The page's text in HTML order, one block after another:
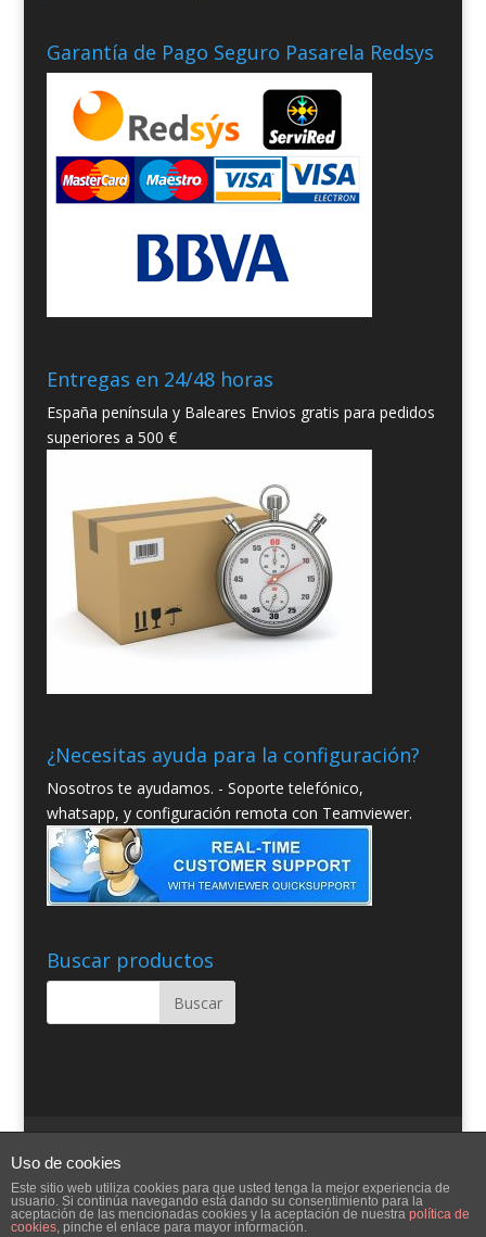
Garantía de Pago Seguro Pasarela Redsys
Entregas en 24/48 horas
España península y Baleares Envios gratis para pedidos
superiores a 500 €
¿Necesitas ayuda para la configuración?
Nosotros te ayudamos. - Soporte telefónico,
whatsapp, y configuración remota con Teamviewer.
Buscar productos
Contacto
Uso de cookies
Este sitio web utiliza cookies para que usted tenga la mejor experiencia de
usuario. Si continúa navegando está dando su consentimiento para la
aceptación de las mencionadas cookies y la aceptación de nuestra política de
cookies, pinche el enlace para mayor información.